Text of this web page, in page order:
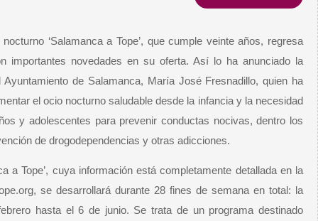
‘Salamanca a Tope’, que cumple veinte años, regresa
importantes novedades en su oferta. Así lo ha anunciado la
de Salamanca, María José Fresnadillo, quien ha
el ocio nocturno saludable desde la infancia y la necesidad
y adolescentes para prevenir conductas nocivas, dentro los
de drogodependencias y otras adicciones.
a Tope’, cuya información está completamente detallada en la
se desarrollará durante 28 fines de semana en total: la
hasta el 6 de junio. Se trata de un programa destinado